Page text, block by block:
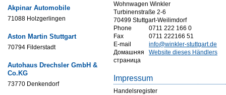
Akpinar Automobile
71088 Holzgerlingen
Aston Martin Stuttgart
70794 Filderstadt
Autohaus Drechsler GmbH &
Co.KG
73770 Denkendorf
Wohnwagen Winkler
Turbinenstraße 2-6
70499 Stuttgart-Weilimdorf
Phone
0711 222 166 0
Fax
0711 222166 51
E-mail
info@winkler-stuttgart.de
Домашняя
страница
Website dieses Händlers
Impressum
Handelsregister